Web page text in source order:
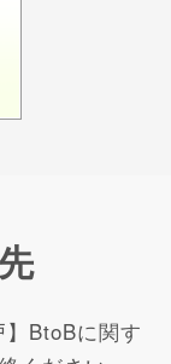
BtoBに関す